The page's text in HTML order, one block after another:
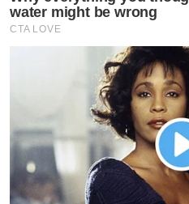
water might be wrong
CTA LOVE